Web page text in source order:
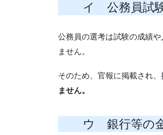
イ 公務員試験
公務員の選考は試験の成績や
ません。
そのため、官報に掲載され
ません。
ウ 銀行等の金